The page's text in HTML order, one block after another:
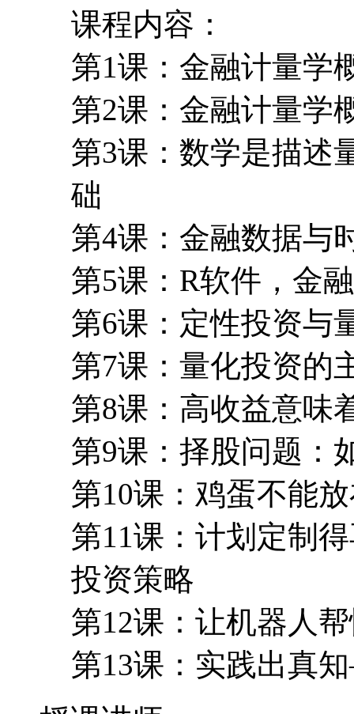
课程内容：
第1课：金融计量学
第2课：金融计量学
第3课：数学是描
础
第4课：金融数据
第5课：R软件，金
第6课：定性投资与
第7课：量化投资的
第8课：高收益意
第9课：择股问题：
第10课：鸡蛋不能
第11课：计划定制
投资策略
第12课：让机器人
第13课：实践出真